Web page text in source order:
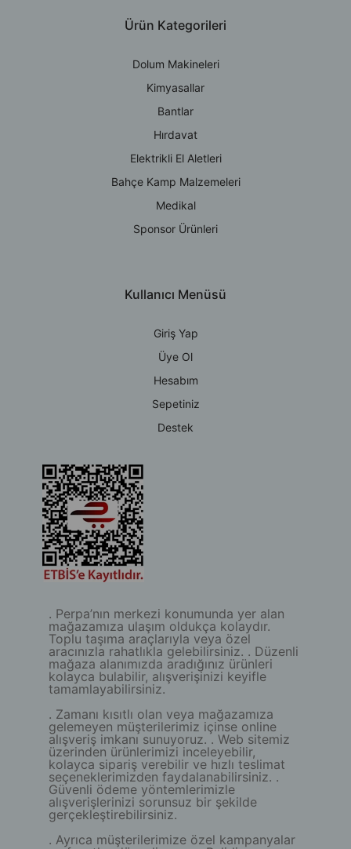
Ürün Kategorileri
Dolum Makineleri
Kimyasallar
Bantlar
Hırdavat
Elektrikli El Aletleri
Bahçe Kamp Malzemeleri
Medikal
Sponsor Ürünleri
Kullanıcı Menüsü
Giriş Yap
Üye Ol
Hesabım
Sepetiniz
Destek
. Perpa’nın merkezi konumunda yer alan
mağazamıza ulaşım oldukça kolaydır.
Toplu taşıma araçlarıyla veya özel
aracınızla rahatlıkla gelebilirsiniz. . Düzenli
mağaza alanımızda aradığınız ürünleri
kolayca bulabilir, alışverişinizi keyifle
tamamlayabilirsiniz.
. Zamanı kısıtlı olan veya mağazamıza
gelemeyen müşterilerimiz içinse online
alışveriş imkanı sunuyoruz. . Web sitemiz
üzerinden ürünlerimizi inceleyebilir,
kolayca sipariş verebilir ve hızlı teslimat
seçeneklerimizden faydalanabilirsiniz. .
Güvenli ödeme yöntemlerimizle
alışverişlerinizi sorunsuz bir şekilde
gerçekleştirebilirsiniz.
. Ayrıca müşterilerimize özel kampanyalar